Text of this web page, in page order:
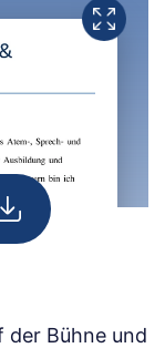
der Bühne und